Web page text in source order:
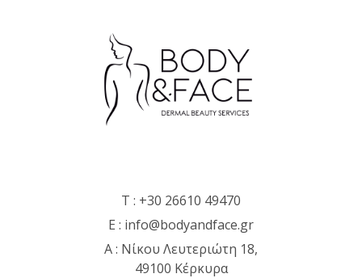
T : +30 26610 49470
E : info@bodyandface.gr
Α : Νίκου Λευτεριώτη 18,
49100 Κέρκυρα